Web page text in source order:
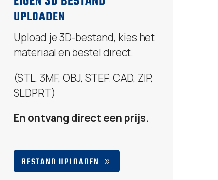
UPLOADEN
Upload je 3D-bestand, kies het
materiaal en bestel direct.
(STL, 3MF, OBJ, STEP, CAD, ZIP,
SLDPRT)
En ontvang direct een prijs.
BESTAND UPLOADEN